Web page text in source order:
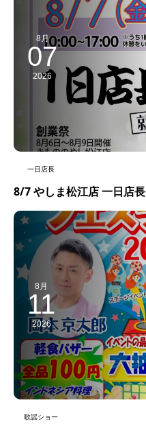
8月
07
2026
一日店長
8/7 やしま松江店 一日店長
8月
11
2026
歌謡ショー